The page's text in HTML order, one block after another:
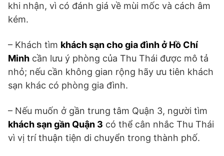
khi nhận, vì có đánh giá về mùi mốc và cách âm
kém.
– Khách tìm khách sạn cho gia đình ở Hồ Chí
Minh cần lưu ý phòng của Thu Thái được mô tả
nhỏ; nếu cần không gian rộng hãy ưu tiên khách
sạn khác có phòng gia đình.
– Nếu muốn ở gần trung tâm Quận 3, người tìm
khách sạn gần Quận 3 có thể cân nhắc Thu Thái
vì vị trí thuận tiện di chuyển trong thành phố.